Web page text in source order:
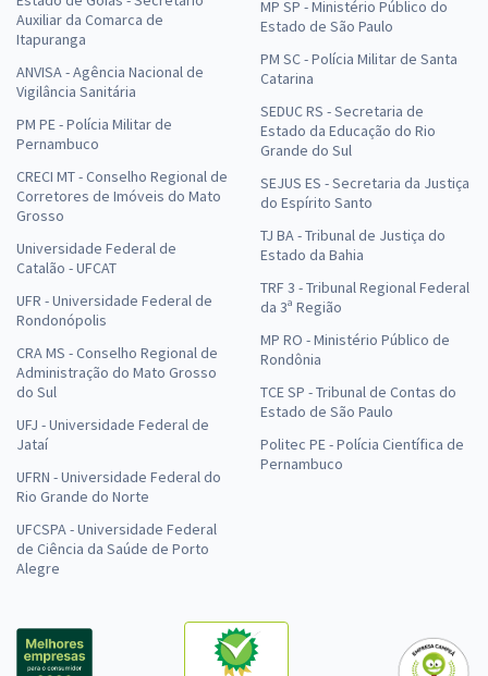
Auxiliar da Comarca de
Itapuranga
ANVISA - Agência Nacional de
Vigilância Sanitária
PM PE - Polícia Militar de
Pernambuco
CRECI MT - Conselho Regional de
Corretores de Imóveis do Mato
Grosso
Universidade Federal de
Catalão - UFCAT
UFR - Universidade Federal de
Rondonópolis
CRA MS - Conselho Regional de
Administração do Mato Grosso
do Sul
UFJ - Universidade Federal de
Jataí
UFRN - Universidade Federal do
Rio Grande do Norte
UFCSPA - Universidade Federal
de Ciência da Saúde de Porto
Alegre
MP SP - Ministério Público do
Estado de São Paulo
PM SC - Polícia Militar de Santa
Catarina
SEDUC RS - Secretaria de
Estado da Educação do Rio
Grande do Sul
SEJUS ES - Secretaria da Justiça
do Espírito Santo
TJ BA - Tribunal de Justiça do
Estado da Bahia
TRF 3 - Tribunal Regional Federal
da 3ª Região
MP RO - Ministério Público de
Rondônia
TCE SP - Tribunal de Contas do
Estado de São Paulo
Politec PE - Polícia Científica de
Pernambuco